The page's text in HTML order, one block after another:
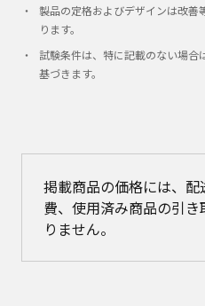
製品の定格およびデザインは改善
ります。
試験条件は、特に記載のない場合
基づきます。
掲載商品の価格には、
費、使用済み商品の引
りません。